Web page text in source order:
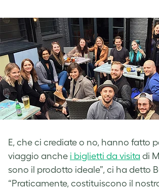
E, che ci crediate o no, hanno fatto
viaggio anche i biglietti da visita di
sono il prodotto ideale”, ci ha detto
“Praticamente, costituiscono il